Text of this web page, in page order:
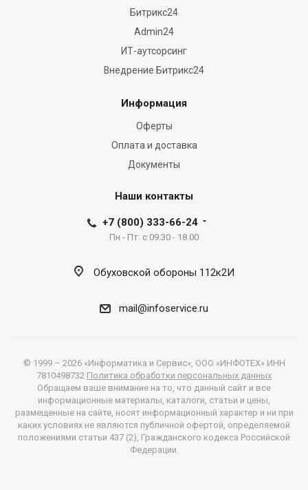
Битрикс24
Admin24
ИТ-аутсорсинг
Внедрение Битрикс24
Информация
Оферты
Оплата и доставка
Документы
Наши контакты
+7 (800) 333-66-24
Пн - Пт: с 09.30 - 18.00
Обуховской обороны 112к2И
mail@infoservice.ru
© 1999 – 2026 «Информатика и Сервис», ООО «ИНФОТЕХ» ИНН
7810498732 Политика обработки персональных данных
Обращаем ваше внимание на то, что данный сайт и все
информационные материалы, каталоги, статьи и цены,
размещенные на сайте, носят информационный характер и ни при
каких условиях не являются публичной офертой, определяемой
положениями статьи 437 (2), Гражданского кодекса Российской
Федерации.